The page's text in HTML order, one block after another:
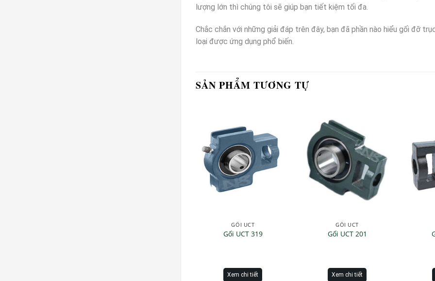
lượng lớn thì chúng tôi sẽ giúp bạn tiết kiệm tối đa.
Chắc chắn với những giải đáp trên đây, bạn đã phần nào hiểu gối đỡ
loại được ứng dụng phổ biến.
SẢN PHẨM TƯƠNG TỰ
GỐI UCT
Gối UCT 319
Xem chi tiết
GỐI UCT
Gối UCT 201
Xem chi tiết